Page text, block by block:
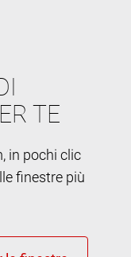
TE
in pochi clic
finestre più